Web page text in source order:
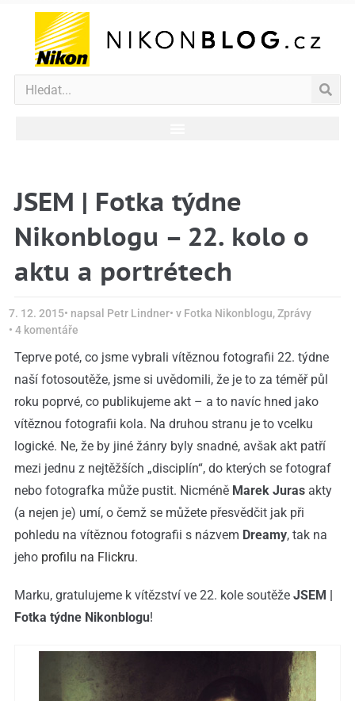
JSEM | Fotka týdne
Nikonblogu – 22. kolo o
aktu a portrétech
7. 12. 2015• napsal Petr Lindner• v Fotka Nikonblogu,Zprávy
• 4 komentáře
Teprve poté, co jsme vybrali vítěznou fotografii 22. týdne
naší fotosoutěže, jsme si uvědomili, že je to za téměř půl
roku poprvé, co publikujeme akt – a to navíc hned jako
vítěznou fotografii kola. Na druhou stranu je to vcelku
logické. Ne, že by jiné žánry byly snadné, avšak akt patří
mezi jednu z nejtěžších „disciplín“, do kterých se fotograf
nebo fotografka může pustit. Nicméně Marek Juras akty
(a nejen je) umí, o čemž se můžete přesvědčit jak při
pohledu na vítěznou fotografii s názvem Dreamy, tak na
jeho profilu na Flickru.
Marku, gratulujeme k vítězství ve 22. kole soutěže JSEM |
Fotka týdne Nikonblogu!